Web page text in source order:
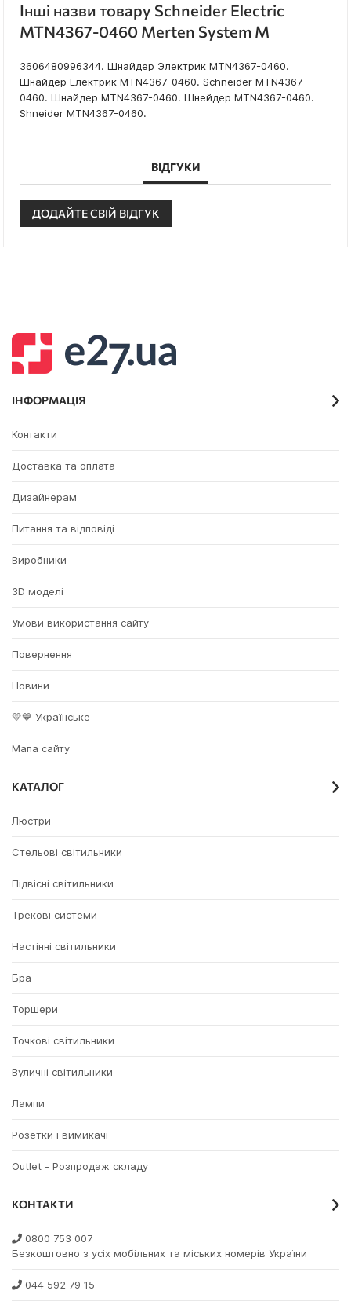
Інші назви товару Schneider Electric
MTN4367-0460 Merten System M
3606480996344. Шнайдер Электрик MTN4367-0460.
Шнайдер Електрик MTN4367-0460. Schneider MTN4367-
0460. Шнайдер MTN4367-0460. Шнейдер MTN4367-0460.
Shneider MTN4367-0460.
ВІДГУКИ
ДОДАЙТЕ СВІЙ ВІДГУК
ІНФОРМАЦІЯ
Контакти
Доставка та оплата
Дизайнерам
Питання та відповіді
Виробники
3D моделі
Умови використання сайту
Повернення
Новини
💛💙 Українське
Мапа сайту
КАТАЛОГ
Люстри
Стельові світильники
Підвісні світильники
Трекові системи
Настінні світильники
Бра
Торшери
Точкові світильники
Вуличні світильники
Лампи
Розетки і вимикачі
Outlet - Розпродаж складу
КОНТАКТИ
0800 753 007
Безкоштовно з усіх мобільних та міських номерів України
044 592 79 15